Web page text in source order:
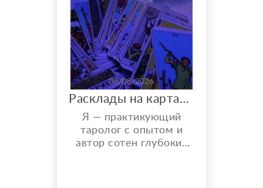
08/08/2026
Расклады на картах Таро. Таролог онлайн.
Я — практикующий
таролог с опытом и
автор сотен глубоких